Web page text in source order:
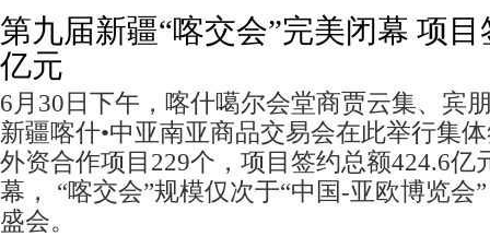
第九届新疆“喀交会”完美闭幕 项
亿元
6月30日下午，喀什噶尔会堂商贾云集、宾
新疆喀什•中亚南亚商品交易会在此举行集
外资合作项目229个，项目签约总额424.6亿
幕， “喀交会”规模仅次于“中国-亚欧博览会
盛会。